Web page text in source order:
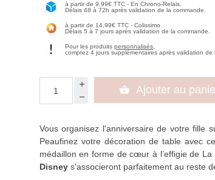
à partir de 9,99€ TTC - En Chrono-Relais.
Délais 48 à 72h après validation de la commande.
à partir de 14,99€ TTC - Colissimo
Délais 5 à 7 jours après validation de la commande.
Pour les produitspersonnalisés
comptez 4 jours supplémentaires après validation de
 Ajouter au
Vous organisez l'anniversaire de votre fille
Peaufinez votre décoration de table avec
médaillon en forme de cœur à l’effigie de
Disneys'associeront parfaitement au reste